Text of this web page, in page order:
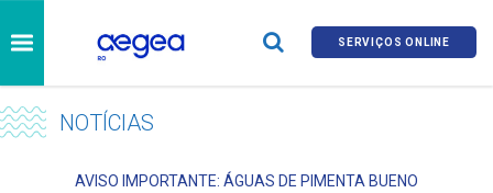
SERVIÇOS ONLINE
NOTÍCIAS
AVISO IMPORTANTE: ÁGUAS DE PIMENTA BUENO